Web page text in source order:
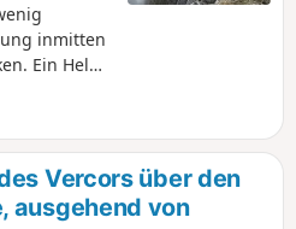
inmitten
Ein Helm
hinein,
Zeit
muss man
Schnee im
ist.
Vercors über den
ausgehend von